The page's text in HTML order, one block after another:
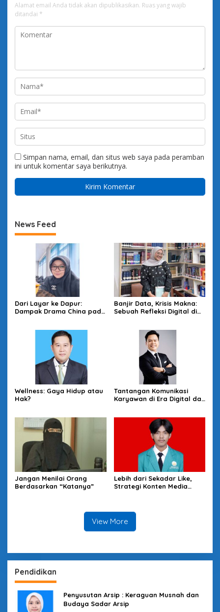
Alamat email Anda tidak akan dipublikasikan. Ruas yang wajib
ditandai *
Simpan nama, email, dan situs web saya pada peramban
ini untuk komentar saya berikutnya.
News Feed
Dari Layar ke Dapur:
Dampak Drama China pada
Banjir Data, Krisis Makna:
Sebuah Refleksi Digital di
Wellness: Gaya Hidup atau
Hak?
Tantangan Komunikasi
Karyawan di Era Digital dan
Jangan Menilai Orang
Berdasarkan “Katanya”
Lebih dari Sekadar Like,
Strategi Konten Media
View More
Pendidikan
Penyusutan Arsip : Keraguan Musnah dan
Budaya Sadar Arsip